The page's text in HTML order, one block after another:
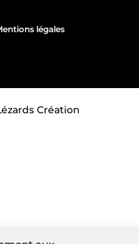
légales
Création